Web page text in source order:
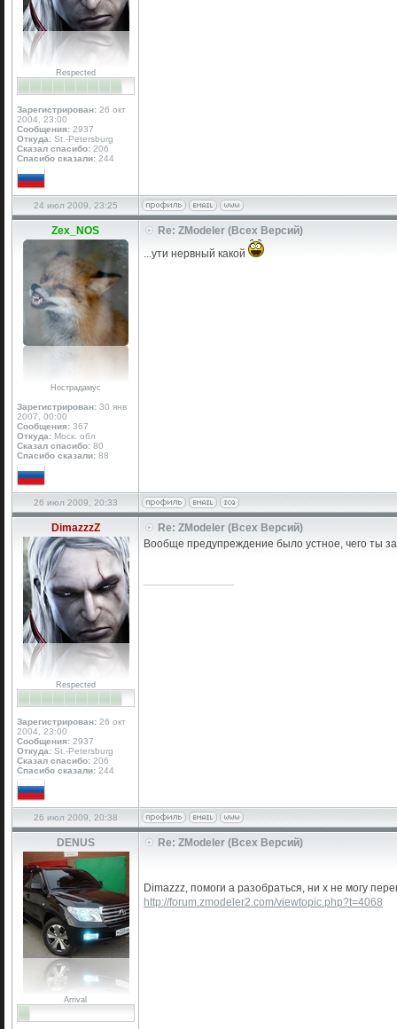
Respected
Зарегистрирован: 26 окт
2004, 23:00
Сообщения: 2937
Откуда: St.-Petersburg
Сказал спасибо: 206
Спасибо сказали: 244
24 июл 2009, 23:25
Zex_NOS
Нострадамус
Зарегистрирован: 30 янв
2007, 00:00
Сообщения: 367
Откуда: Моск. обл
Сказал спасибо: 80
Спасибо сказали: 88
Re: ZModeler (Всех Версий)
...ути нервный какой
26 июл 2009, 20:33
DimazzzZ
Respected
Зарегистрирован: 26 окт
2004, 23:00
Сообщения: 2937
Откуда: St.-Petersburg
Сказал спасибо: 206
Спасибо сказали: 244
Re: ZModeler (Всех Версий)
Вообще предупреждение было устное, чего ты
26 июл 2009, 20:38
DENUS
Arrival
Re: ZModeler (Всех Версий)
Dimazzz, помоги а разобраться, ни х не могу
http://forum.zmodeler2.com/viewtopic.php?t=4068